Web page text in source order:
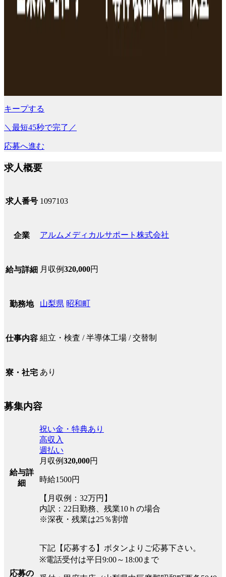
キープする
＼最短45秒で完了／
応募へ進む
求人概要
求人番号 1097103
企業 アルムメディカルサポート株式会社
給与詳細 月収例320,000円
勤務地 山梨県 昭和町
仕事内容 組立・検査 / 半導体工場 / 交替制
寮・社宅 あり
募集内容
給与詳
細
祝い金・特典あり
高収入
週払い
月収例320,000円
時給1500円
【月収例：32万円】
内訳：22日勤務、残業10ｈの場合
※深夜・残業は25％割増
応募の
下記【応募する】ボタンよりご応募下さい。
※電話受付は平日9:00～18:00まで